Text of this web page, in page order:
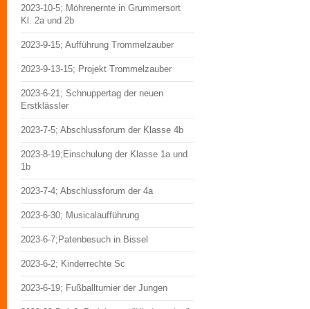
2023-10-5; Möhrenernte in Grummersort
Kl. 2a und 2b
2023-9-15; Aufführung Trommelzauber
2023-9-13-15; Projekt Trommelzauber
2023-6-21; Schnuppertag der neuen
Erstklässler
2023-7-5; Abschlussforum der Klasse 4b
2023-8-19;Einschulung der Klasse 1a und
1b
2023-7-4; Abschlussforum der 4a
2023-6-30; Musicalaufführung
2023-6-7;Patenbesuch in Bissel
2023-6-2; Kinderrechte Sc
2023-6-19; Fußballturnier der Jungen